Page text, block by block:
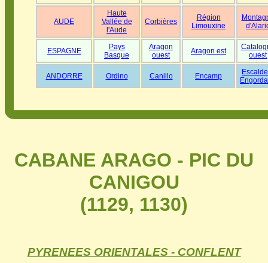
AUDE
Haute
Vallée de
l'Aude
Corbières
Région
Limouxine
ESPAGNE
Pays
Basque
Aragon
ouest
Aragon est
ouest
ANDORRE Ordino Canillo Encamp
CABANE ARAGO - PIC DU
CANIGOU
(1129, 1130)
PYRENEES ORIENTALES - CONFLENT